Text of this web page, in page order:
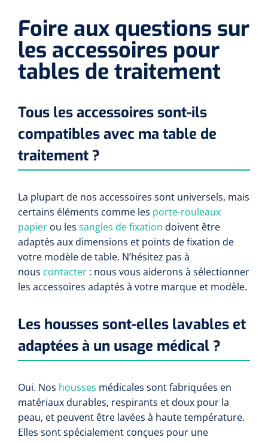
Foire aux questions sur
les accessoires pour
tables de traitement
Tous les accessoires sont-ils
compatibles avec ma table de
traitement ?
La plupart de nos accessoires sont universels, mais
certains éléments comme les porte-rouleaux
papier ou les sangles de fixation doivent être
adaptés aux dimensions et points de fixation de
votre modèle de table. N’hésitez pas à
nous contacter : nous vous aiderons à sélectionner
les accessoires adaptés à votre marque et modèle.
Les housses sont-elles lavables et
adaptées à un usage médical ?
Oui. Nos housses médicales sont fabriquées en
matériaux durables, respirants et doux pour la
peau, et peuvent être lavées à haute température.
Elles sont spécialement conçues pour une